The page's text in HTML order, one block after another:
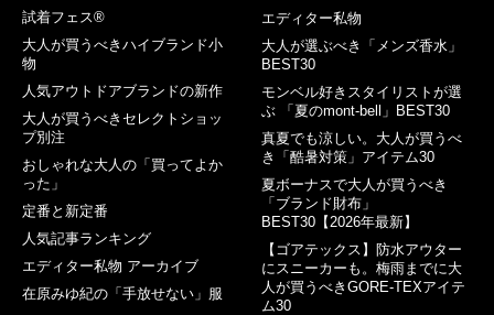
試着フェス®︎
大人が買うべきハイブランド小
物
人気アウトドアブランドの新作
大人が買うべきセレクトショッ
プ別注
おしゃれな大人の「買ってよか
った」
定番と新定番
人気記事ランキング
エディター私物 アーカイブ
在原みゆ紀の「手放せない」服
エディター私物
大人が選ぶべき「メンズ香水」
BEST30
モンベル好きスタイリストが選
ぶ 「夏のmont-bell」BEST30
真夏でも涼しい。大人が買うべ
き「酷暑対策」アイテム30
夏ボーナスで大人が買うべき
「ブランド財布」
BEST30【2026年最新】
【ゴアテックス】防水アウター
にスニーカーも。梅雨までに大
人が買うべきGORE-TEXアイテ
ム30